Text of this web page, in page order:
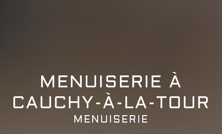
MENUISERIE À
CAUCHY-À-LA-TOUR
MENUISERIE